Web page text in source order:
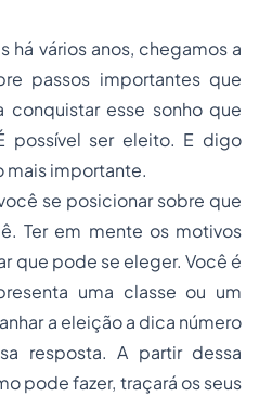
há vários anos, chegamos a
passos importantes que
conquistar esse sonho que
possível ser eleito. E digo
mais importante.
se posicionar sobre que
Ter em mente os motivos
que pode se eleger. Você é
uma classe ou um
a eleição a dica número
resposta. A partir dessa
pode fazer, traçará os seus